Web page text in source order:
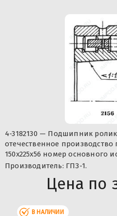
4-3182130 — Подшипник
отечественное производство
150x225x56 номер основного
Производитель: ГПЗ-1.
Цена по
В НАЛИЧИИ